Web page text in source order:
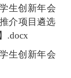
生创新年会
介项目遴选
.docx
生创新年会